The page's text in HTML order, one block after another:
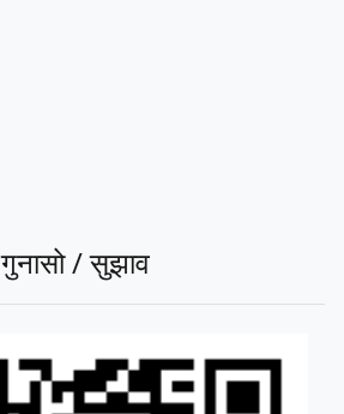
गुनासो / सुझाव